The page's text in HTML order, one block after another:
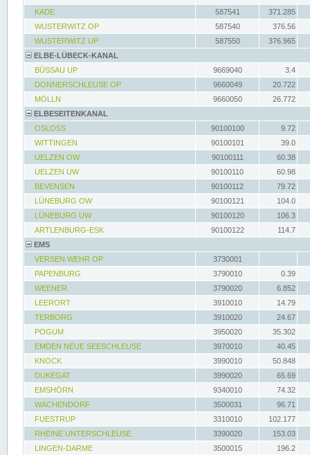
KADE
587541
371.285
WUSTERWITZ OP
587540
376.56
WUSTERWITZ UP
587550
376.965
ELBE-LÜBECK-KANAL
BÜSSAU UP
9669040
3.4
DONNERSCHLEUSE OP
9660049
20.722
MÖLLN
9660050
26.772
ELBESEITENKANAL
OSLOSS
90100100
9.72
WITTINGEN
90100101
39.0
UELZEN OW
90100111
60.38
UELZEN UW
90100110
60.98
BEVENSEN
90100112
79.72
LÜNEBURG OW
90100121
104.0
LÜNEBURG UW
90100120
106.3
ARTLENBURG-ESK
90100122
114.7
EMS
VERSEN WEHR OP
3730001
PAPENBURG
3790010
0.39
WEENER
3790020
6.852
LEERORT
3910010
14.79
TERBORG
3910020
24.67
POGUM
3950020
35.302
EMDEN NEUE SEESCHLEUSE
3970010
40.45
KNOCK
3990010
50.848
DUKEGAT
3990020
65.69
EMSHÖRN
9340010
74.32
WACHENDORF
3500031
96.71
FUESTRUP
3310010
102.177
RHEINE UNTERSCHLEUSE
3390020
153.03
LINGEN-DARME
3500015
196.2